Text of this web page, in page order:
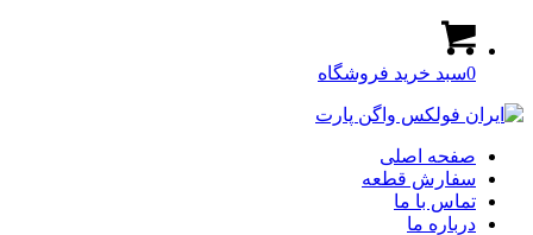
0سبد خرید فروشگاه
صفحه اصلی
سفارش قطعه
تماس با ما
درباره ما